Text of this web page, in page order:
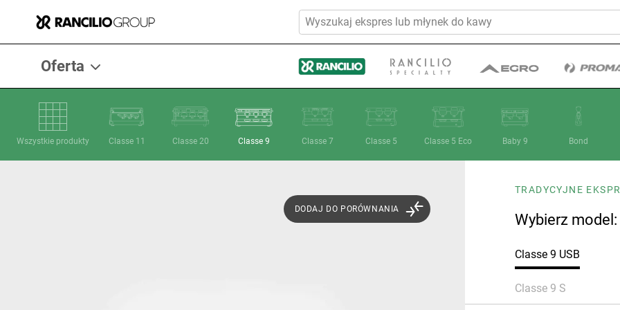
Oferta
Wszystkie produkty Classe 11 Classe 20 Classe 9 Classe 7 Classe 5 Classe 5 Eco Baby 9 Bond
DODAJ DO PORÓWNANIA
TRADYCYJNE
Wybierz model:
Classe 9 USB
Classe 9 S
Marki